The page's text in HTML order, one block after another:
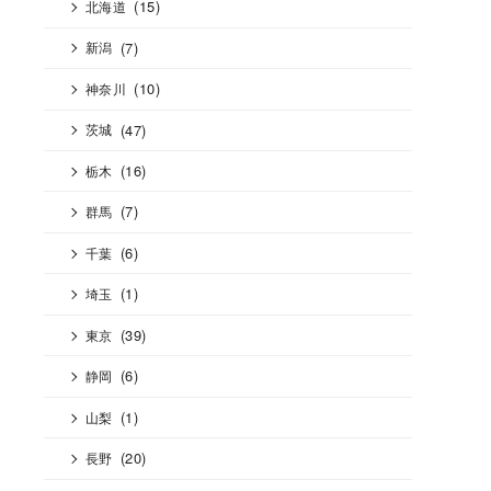
北海道 (15)
新潟 (7)
神奈川 (10)
茨城 (47)
栃木 (16)
群馬 (7)
千葉 (6)
埼玉 (1)
東京 (39)
静岡 (6)
山梨 (1)
長野 (20)